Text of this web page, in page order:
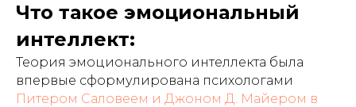
Что такое эмоциональный
интеллект:
Теория эмоционального интеллекта была
впервые сформулирована психологами
Питером Саловеем и Джоном Д. Майером в